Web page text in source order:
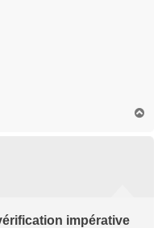
impérative